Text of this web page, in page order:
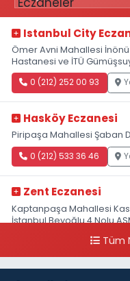
Istanbul City
Ömer Avni Mahallesi
Hastanesi ve İTÜ
0 (212) 252 00 93
Hasköy Eczanesi
Piripaşa Mahallesi Şaban
0 (212) 533 36 46
Zent Eczanesi
Kaptanpaşa Mahallesi
İstanbul Beyoğlu 4 Nolu
0 (212) 297 96 92 Tüm